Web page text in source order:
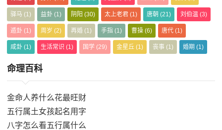
驿马 (1) 益卦 (1) 阴阳 (30) 太上老君 (1) 唐朝 (21) 刘伯温 (3)
遁卦 (1) 周岁 (2) 再婚 (1) 手指 (1) 曹操 (6) 唐代 (1)
咸卦 (1) 生活常识 (1) 国学 (29) 金星丘 (1) 丧事 (1) 婚期 (1)
命理百科
金命人养什么花最旺财
五行属土女孩起名用字
八字怎么看五行属什么